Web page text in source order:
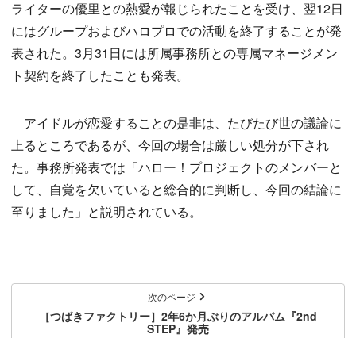
ライターの優里との熱愛が報じられたことを受け、翌12日
にはグループおよびハロプロでの活動を終了することが発
表された。3月31日には所属事務所との専属マネージメン
ト契約を終了したことも発表。
アイドルが恋愛することの是非は、たびたび世の議論に
上るところであるが、今回の場合は厳しい処分が下され
た。事務所発表では「ハロー！プロジェクトのメンバーと
して、自覚を欠いていると総合的に判断し、今回の結論に
至りました」と説明されている。
次のページ
［つばきファクトリー］2年6か月ぶりのアルバム『2nd
STEP』発売